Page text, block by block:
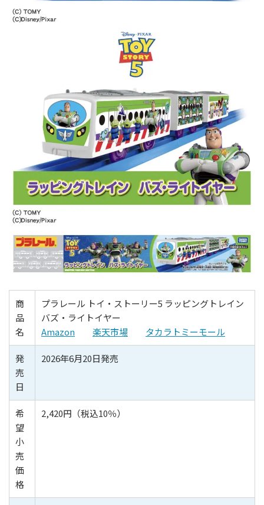
商
品
名
プラレール トイ・ストーリー5 ラッピングトレイン
バズ・ライトイヤー
Amazon
楽天市場 タカラトミーモール
発
売
日
2026年6月20日発売
希
望
小
売
価
格
2,420円（税込10％）